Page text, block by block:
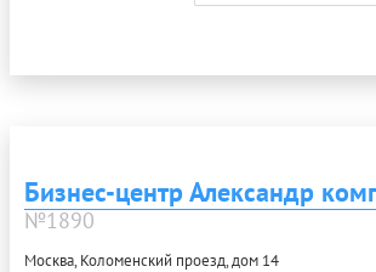
Бизнес-центр Александр
№1890
Москва, Коломенский проезд, дом 14